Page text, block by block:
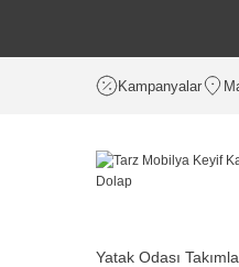
Kampanyalar
Yatak Odası